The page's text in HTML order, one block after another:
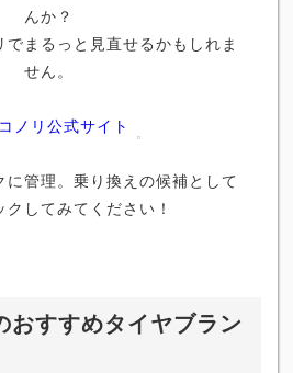
んか？
まるっと見直せるかもしれま
せん。
ノリ公式サイト
に管理。乗り換えの候補として
してみてください！
おすすめタイヤブラン